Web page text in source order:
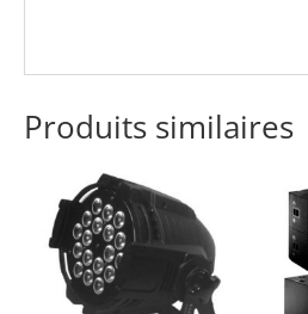
Produits similaires